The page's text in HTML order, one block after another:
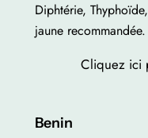
Diphtérie,
jaune recommandée.
Cliquez ici
Benin